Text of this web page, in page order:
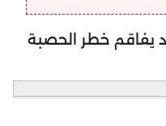
يفاقم خطر الحصبة